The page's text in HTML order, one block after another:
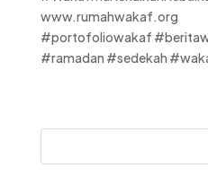
www.rumahwakaf.org
#portofoliowakaf
#ramadan #sedekah